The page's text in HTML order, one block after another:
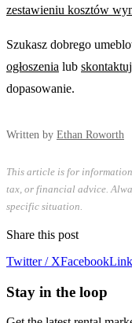
zestawieniu kosztów
Szukasz dobrego
ogłoszenia lub
dopasowanie.
Written by Ethan Roworth
This article is for
tax, or financial advice.
specific situation.
Share this post
Twitter / XFacebook
Stay in the loop